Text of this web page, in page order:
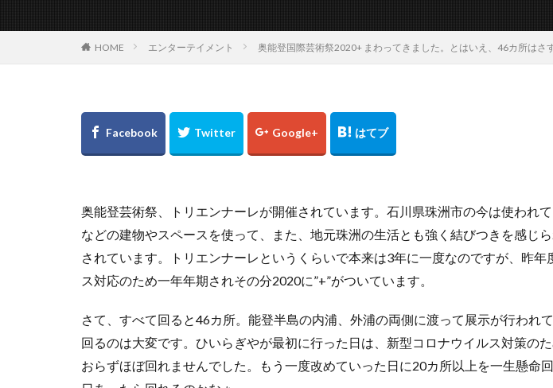
HOME エンターテイメント 奥能登国際芸術祭2020+ まわってきました。とはいえ、46カ所はさ
奥能登芸術祭、トリエンナーレが開催されています。石川県珠洲市の今は使われ
などの建物やスペースを使って、また、地元珠洲の生活とも強く結びつきを感じ
されています。トリエンナーレというくらいで本来は3年に一度なのですが、昨年
ス対応のため一年年期されその分2020に”+”がついています。
さて、すべて回ると46カ所。能登半島の内浦、外浦の両側に渡って展示が行われ
回るのは大変です。ひいらぎやが最初に行った日は、新型コロナウイルス対策の
おらずほぼ回れませんでした。もう一度改めていった日に20カ所以上を一生懸命